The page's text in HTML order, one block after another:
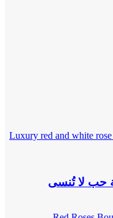
حب لا تُنسى